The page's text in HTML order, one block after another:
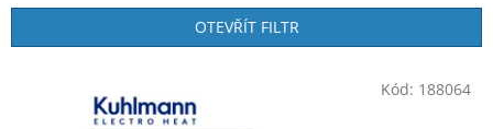
í
OTEVŘÍT FILTR
Kód: 188064